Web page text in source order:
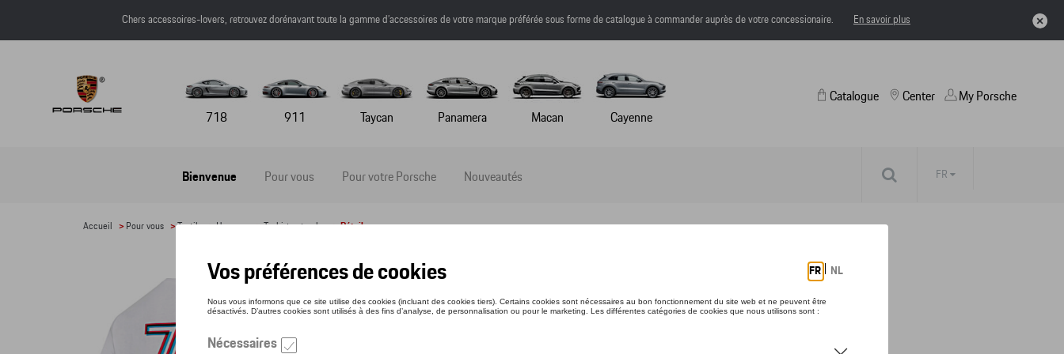
Chers accessoires-lovers, retrouvez dorénavant toute la gamme d’accessoires de votre marque préférée sous forme de catalogue à commander auprès de votre concessionaire. En savoir plus
718 911 Taycan Panamera Macan Cayenne
Catalogue
Bienvenue Pour vous Pour votre Porsche Nouveautés
Center My Porsche
FR
Accueil > Pour vous >Textile >Hommes >T-shirts et polos > Détail
T-SHIRT - 75 Y PORSCHE SPORTS CAR - L
Référence: WAP13000L0P75Y